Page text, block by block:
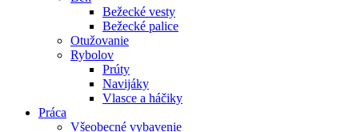
Bežecké vesty
Bežecké palice
Otužovanie
Rybolov
Prúty
Navijáky
Vlasce a háčiky
Práca
Všeobecné vybavenie